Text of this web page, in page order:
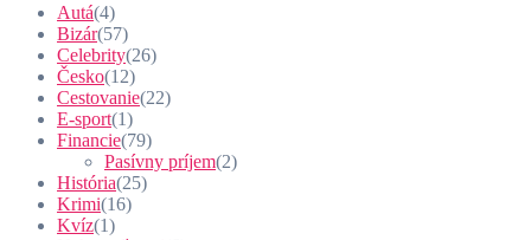
Autá(4)
Bizár(57)
Celebrity(26)
Česko(12)
Cestovanie(22)
E-sport(1)
Financie(79)
Pasívny príjem(2)
História(25)
Krimi(16)
Kvíz(1)